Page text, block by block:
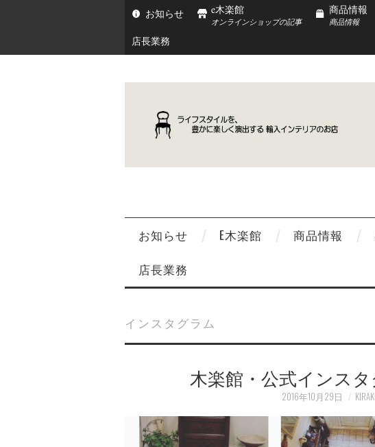
お知らせ e木楽館
オンラインショップの記事
商品情報
商品情報
店長業務
お知らせ E木楽館 商品情報
店長業務
インスタグラム
木楽館・公式インス
2016年10月29日